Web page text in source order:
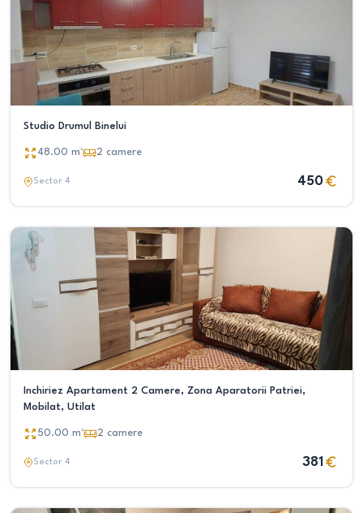
Studio Drumul Binelui
48.00 m² 2 camere
Sector 4 450
Inchiriez Apartament 2 Camere, Zona Aparatorii Patriei,
Mobilat, Utilat
50.00 m² 2 camere
Sector 4 381